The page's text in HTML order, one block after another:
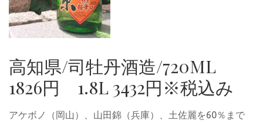
高知県/司牡丹酒造/720ML
1826円 1.8L 3432円※税込み
アケボノ（岡山）、山田錦（兵庫）、土佐麗を60％まで